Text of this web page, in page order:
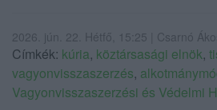
2026. jún. 22. Hétfő, 15:25 | Csarnó
Címkék: kúria, köztársasági elnök,
vagyonvisszaszerzés,
Vagyonvisszaszerzési és Védelmi